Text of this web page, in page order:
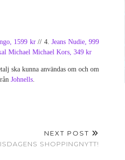
1599 kr// 4.Jeans Nudie, 999
Michael Michael Kors, 349 kr
ska kunna användas om och om
Johnells.
NEXT POST
SHOPPINGNYTT!